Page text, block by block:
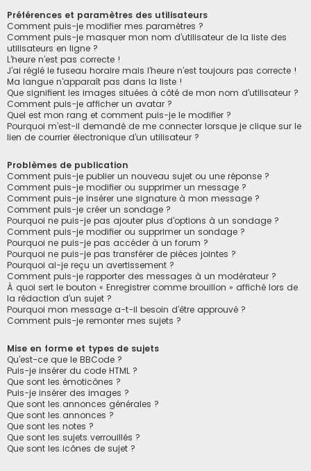
Préférences et paramètres des utilisateurs
Comment puis-je modifier mes paramètres ?
Comment puis-je masquer mon nom d’utilisateur de la liste des
utilisateurs en ligne ?
L’heure n’est pas correcte !
J’ai réglé le fuseau horaire mais l’heure n’est toujours pas correcte !
Ma langue n’apparaît pas dans la liste !
Que signifient les images situées à côté de mon nom d’utilisateur ?
Comment puis-je afficher un avatar ?
Quel est mon rang et comment puis-je le modifier ?
Pourquoi m’est-il demandé de me connecter lorsque je clique sur le
lien de courrier électronique d’un utilisateur ?
Problèmes de publication
Comment puis-je publier un nouveau sujet ou une réponse ?
Comment puis-je modifier ou supprimer un message ?
Comment puis-je insérer une signature à mon message ?
Comment puis-je créer un sondage ?
Pourquoi ne puis-je pas ajouter plus d’options à un sondage ?
Comment puis-je modifier ou supprimer un sondage ?
Pourquoi ne puis-je pas accéder à un forum ?
Pourquoi ne puis-je pas transférer de pièces jointes ?
Pourquoi ai-je reçu un avertissement ?
Comment puis-je rapporter des messages à un modérateur ?
À quoi sert le bouton « Enregistrer comme brouillon » affiché lors de
la rédaction d’un sujet ?
Pourquoi mon message a-t-il besoin d’être approuvé ?
Comment puis-je remonter mes sujets ?
Mise en forme et types de sujets
Qu’est-ce que le BBCode ?
Puis-je insérer du code HTML ?
Que sont les émoticônes ?
Puis-je insérer des images ?
Que sont les annonces générales ?
Que sont les annonces ?
Que sont les notes ?
Que sont les sujets verrouillés ?
Que sont les icônes de sujet ?